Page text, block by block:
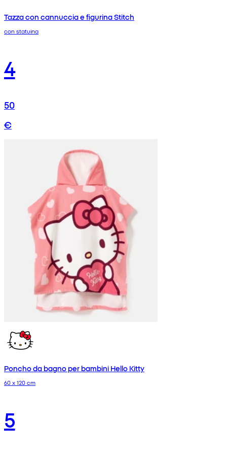
Tazza con cannuccia e figurina Stitch
con statuina
4
50
€
Poncho da bagno per bambini Hello Kitty
60 x 120 cm
5